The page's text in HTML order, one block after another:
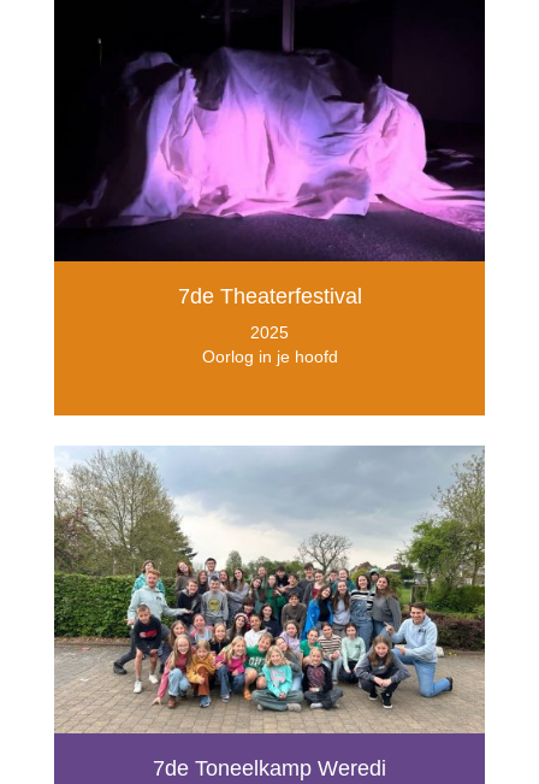
7de Theaterfestival
2025
Oorlog in je hoofd
7de Toneelkamp Weredi